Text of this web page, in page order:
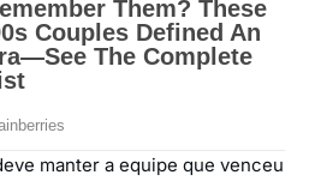
manter a equipe que venceu